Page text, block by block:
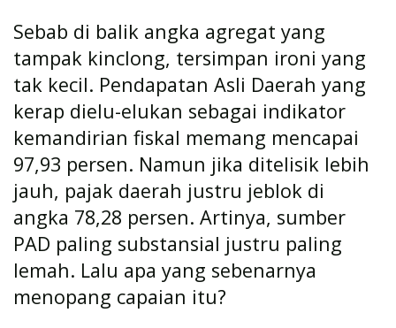
Sebab di balik angka agregat yang
tampak kinclong, tersimpan ironi yang
tak kecil. Pendapatan Asli Daerah yang
kerap dielu-elukan sebagai indikator
kemandirian fiskal memang mencapai
97,93 persen. Namun jika ditelisik lebih
jauh, pajak daerah justru jeblok di
angka 78,28 persen. Artinya, sumber
PAD paling substansial justru paling
lemah. Lalu apa yang sebenarnya
menopang capaian itu?